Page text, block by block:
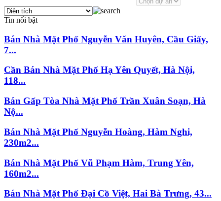
Tin nổi bật
Bán Nhà Mặt Phố Nguyễn Văn Huyên, Cầu Giấy,
7...
Cần Bán Nhà Mặt Phố Hạ Yên Quyết, Hà Nội,
118...
Bán Gấp Tòa Nhà Mặt Phố Trần Xuân Soạn, Hà
Nộ...
Bán Nhà Mặt Phố Nguyễn Hoàng, Hàm Nghi,
230m2...
Bán Nhà Mặt Phố Vũ Phạm Hàm, Trung Yên,
160m2...
Bán Nhà Mặt Phố Đại Cồ Việt, Hai Bà Trưng, 43...